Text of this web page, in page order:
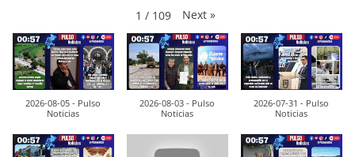
1 / 109 Next »
2026-08-05 - Pulso
Noticias
2026-08-03 - Pulso
Noticias
2026-07-31 - Pulso
Noticias